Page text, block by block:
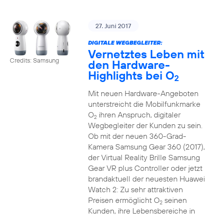
Credits: Samsung
27. Juni 2017
DIGITALE WEGBEGLEITER:
Vernetztes Leben mit
den Hardware-
Highlights bei O2
Mit neuen Hardware-Angeboten
unterstreicht die Mobilfunkmarke
O2ihren Anspruch, digitaler
Wegbegleiter der Kunden zu sein.
Ob mit der neuen 360-Grad-
Kamera Samsung Gear 360 (2017),
der Virtual Reality Brille Samsung
Gear VR plus Controller oder jetzt
brandaktuell der neuesten Huawei
Watch 2: Zu sehr attraktiven
Preisen ermöglicht O2seinen
Kunden, ihre Lebensbereiche in